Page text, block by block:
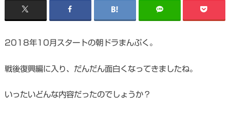
2018年10月スタートの朝ドラまんぷく。
戦後復興編に入り、だんだん面白くなってきましたね。
いったいどんな内容だったのでしょうか？